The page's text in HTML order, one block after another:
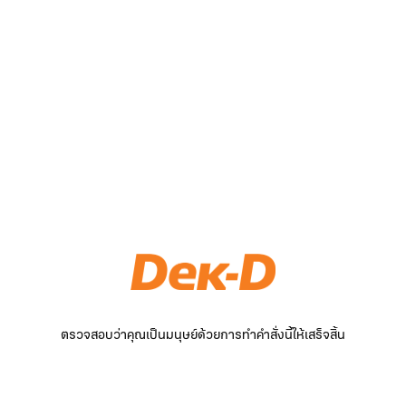
ตรวจสอบว่าคุณเป็นมนุษย์ด้วยการทำคำสั่งนี้ให้เสร็จสิ้น